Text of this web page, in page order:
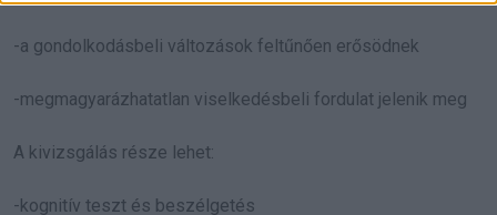
-a gondolkodásbeli változások feltűnően erősödnek
-megmagyarázhatatlan viselkedésbeli fordulat jelenik meg
A kivizsgálás része lehet:
-kognitív teszt és beszélgetés